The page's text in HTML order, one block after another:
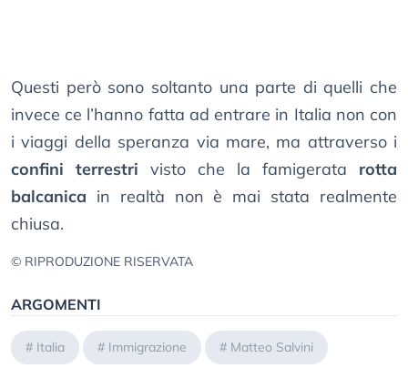
Questi però sono soltanto una parte di quelli che
invece ce l’hanno fatta ad entrare in Italia non con
i viaggi della speranza via mare, ma attraverso i
confini terrestri visto che la famigerata rotta
balcanica in realtà non è mai stata realmente
chiusa.
© RIPRODUZIONE RISERVATA
ARGOMENTI
# Italia # Immigrazione # Matteo Salvini